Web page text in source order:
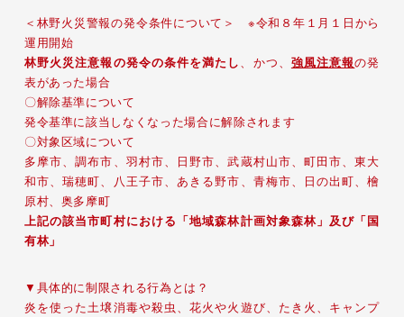
＜林野火災警報の発令条件について＞ ※令和８年１月１日から
運用開始
林野火災注意報の発令の条件を満たし、かつ、 強風注意報の発
表があった場合
〇解除基準について
発令基準に該当しなくなった場合に解除されます
〇対象区域について
多摩市、調布市、羽村市、日野市、武蔵村山市、町田市、東大
和市、瑞穂町、八王子市、あきる野市、青梅市、日の出町、檜
原村、奥多摩町
上記の該当市町村における「地域森林計画対象森林」及び「国
有林」
▼具体的に制限される行為とは？
炎を使った土壌消毒や殺虫、花火や火遊び、たき火、キャンプ